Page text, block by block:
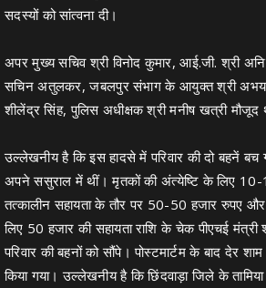
सदस्यों को सांत्वना दी।
अपर मुख्य सचिव श्री विनोद कुमार, आई.जी. श्री
सचिन अतुलकर, जबलपुर संभाग के आयुक्त श्री अभय
शीलेंद्र सिंह, पुलिस अधीक्षक श्री मनीष खत्री मौजूद
उल्लेखनीय है कि इस हादसे में परिवार की दो बहनें बच
अपने ससुराल में थीं। मृतकों की अंत्येष्टि के लिए 10-
तत्कालीन सहायता के तौर पर 50-50 हजार रुपए
लिए 50 हजार की सहायता राशि के चेक पीएचई मंत्री
परिवार की बहनों को सौंपे। पोस्टमार्टम के बाद देर
किया गया। उल्लेखनीय है कि छिंदवाड़ा जिले के